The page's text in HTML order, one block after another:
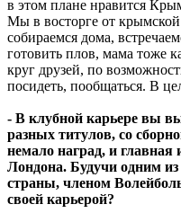
в этом плане нравится
Мы в восторге от
собираемся дома,
готовить плов, мама тоже
круг друзей, по
посидеть, пообщаться. В
- В клубной карьере вы
разных титулов, со
немало наград, и
Лондона. Будучи одним
страны, членом
своей карьерой?